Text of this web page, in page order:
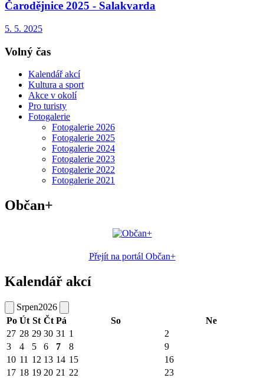
Čarodějnice 2025 - Salakvarda
5. 5. 2025
Volný čas
Kalendář akcí
Kultura a sport
Akce v okolí
Pro turisty
Fotogalerie
Fotogalerie 2026
Fotogalerie 2025
Fotogalerie 2024
Fotogalerie 2023
Fotogalerie 2022
Fotogalerie 2021
Občan+
Přejít na portál Občan+
Kalendář akcí
Srpen2026
Po Út St Čt Pá So
Ne
27 28 29 30 31 1
2
3
4 5 6 7 8
9
10 11 12 13 14 15
16
17 18 19 20 21 22 23